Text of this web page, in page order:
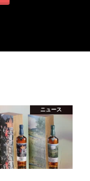
ニュース